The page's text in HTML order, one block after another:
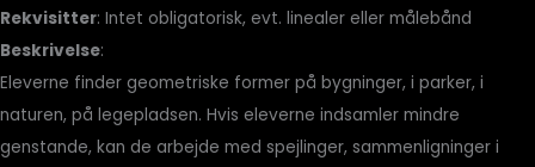
Rekvisitter: Intet obligatorisk, evt. linealer eller målebånd
Beskrivelse:
Eleverne finder geometriske former på bygninger, i parker, i
naturen, på legepladsen. Hvis eleverne indsamler mindre
genstande, kan de arbejde med spejlinger, sammenligninger i